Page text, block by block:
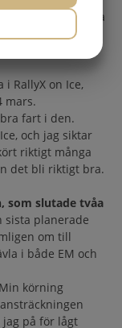
slutade jag tvåa
lite för att få
säger
RallyX on Ice,
mars.
fart i den.
och jag siktar
riktigt många
det bli riktigt bra.
som slutade tvåa
sista planerade
om till
i både EM och
körning
jag på för lågt